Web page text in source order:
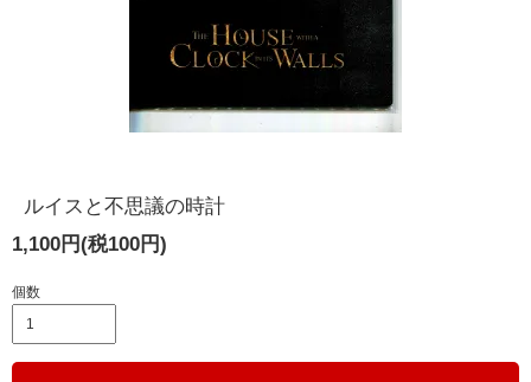
ルイスと不思議の時計
1,100円(税100円)
個数